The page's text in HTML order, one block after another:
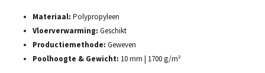
Materiaal: Polypropyleen
Vloerverwarming: Geschikt
Productiemethode: Geweven
Poolhoogte & Gewicht: 10 mm | 1700 g/m²